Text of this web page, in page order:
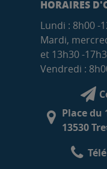
HORAIRES
Lundi : 8h00 -
Mardi,
et 13h30 -
Vendredi :
Place du
13530